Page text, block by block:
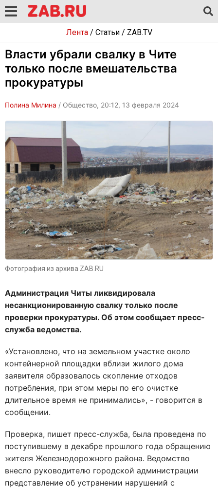
Лента/ Статьи/ ZAB.TV
Власти убрали свалку в Чите
только после вмешательства
прокуратуры
Полина Милина / Общество, 20:12, 13 февраля 2024
Фотография из архива ZAB.RU
Администрация Читы ликвидировала
несанкционированную свалку только после
проверки прокуратуры. Об этом сообщает пресс-
служба ведомства.
«Установлено, что на земельном участке около
контейнерной площадки вблизи жилого дома
заявителя образовалось скопление отходов
потребления, при этом меры по его очистке
длительное время не принимались», - говорится в
сообщении.
Проверка, пишет пресс-служба, была проведена по
поступившему в декабре прошлого года обращению
жителя Железнодорожного района. Ведомство
внесло руководителю городской администрации
представление об устранении нарушений с